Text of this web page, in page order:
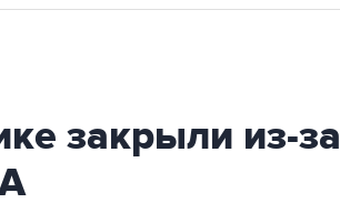
закрыли из-за